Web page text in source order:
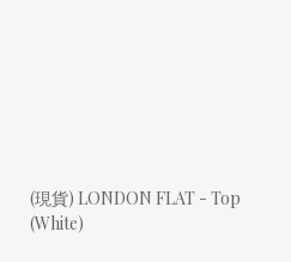
(現貨) LONDON FLAT - Top
(White)